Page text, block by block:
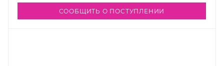
СООБЩИТЬ О ПОСТУПЛЕНИИ